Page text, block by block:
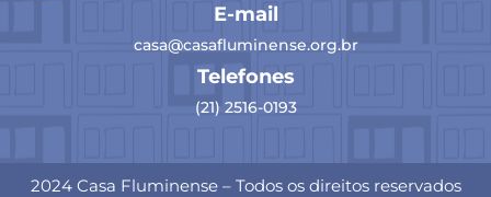
E-mail
casa@casafluminense.org.br
Telefones
(21) 2516-0193
2024 Casa Fluminense – Todos os direitos reservados